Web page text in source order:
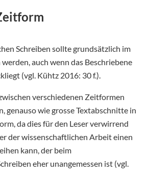
Schreiben sollte grundsätzlich im
auch wenn das Beschriebene
(vgl. Kühtz 2016: 30 f.).
verschiedenen Zeitformen
genauso wie grosse Textabschnitte in
da dies für den Leser verwirrend
der wissenschaftlichen Arbeit einen
kann, der beim
eher unangemessen ist (vgl.